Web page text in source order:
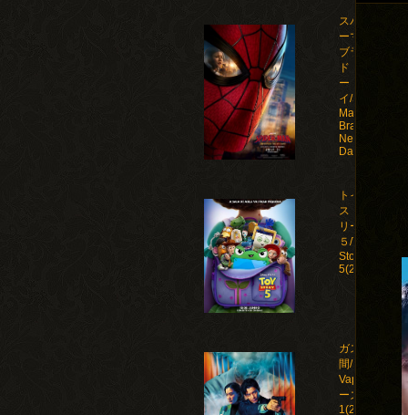
スパイダ
ーマン：
ブラン
ド・ニュ
ー・デ
イ/Spider-
Man:
Brand
New
Day(2026)
トイ・
ストー
リー
５/Toy
Story
5(2026)
ガス人
間/Human
Vapor シ
ーズン
1(2026)